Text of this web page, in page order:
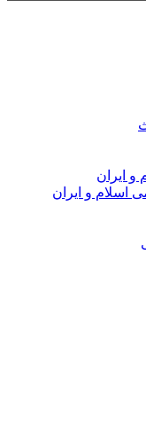
و ایران
اسلام و ایران